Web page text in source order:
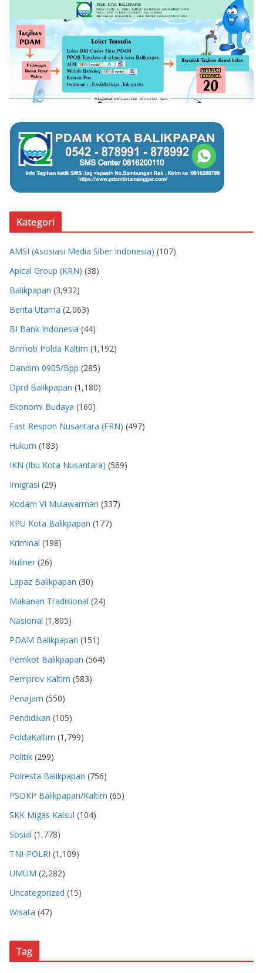
Kategori
AMSI (Asosiasi Media Siber Indonesia) (107)
Apical Group (KRN) (38)
Balikpapan (3,932)
Berita Utama (2,063)
BI Bank Indonesia (44)
Brimob Polda Kaltim (1,192)
Dandim 0905/Bpp (285)
Dprd Balikpapan (1,180)
Ekonomi Budaya (160)
Fast Respon Nusantara (FRN) (497)
Hukum (183)
IKN (Ibu Kota Nusantara) (569)
Imigrasi (29)
Kodam VI Mulawarman (337)
KPU Kota Balikpapan (177)
Kriminal (198)
Kuliner (26)
Lapaz Balikpapan (30)
Makanan Tradisional (24)
Nasional (1,805)
PDAM Balikpapan (151)
Pemkot Balikpapan (564)
Pemprov Kaltim (583)
Penajam (550)
Pendidikan (105)
PoldaKaltim (1,799)
Politik (299)
Polresta Balikpapan (756)
PSDKP Balikpapan/Kaltim (65)
SKK Migas Kalsul (104)
Sosial (1,778)
TNI-POLRI (1,109)
UMUM (2,282)
Uncategorized (15)
Wisata (47)
Tag